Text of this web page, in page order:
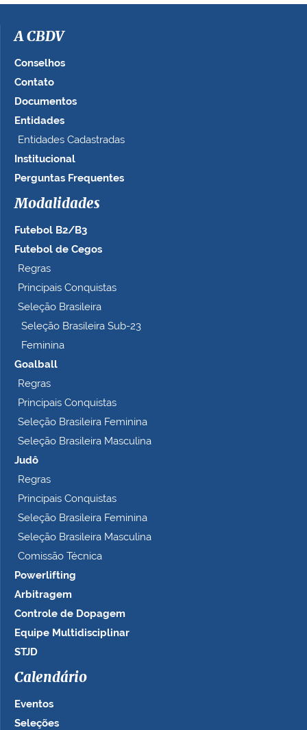
A CBDV
Conselhos
Contato
Documentos
Entidades
Entidades Cadastradas
Institucional
Perguntas Frequentes
Modalidades
Futebol B2/B3
Futebol de Cegos
Regras
Principais Conquistas
Seleção Brasileira
Seleção Brasileira Sub-23
Feminina
Goalball
Regras
Principais Conquistas
Seleção Brasileira Feminina
Seleção Brasileira Masculina
Judô
Regras
Principais Conquistas
Seleção Brasileira Feminina
Seleção Brasileira Masculina
Comissão Técnica
Powerlifting
Arbitragem
Controle de Dopagem
Equipe Multidisciplinar
STJD
Calendário
Eventos
Seleções